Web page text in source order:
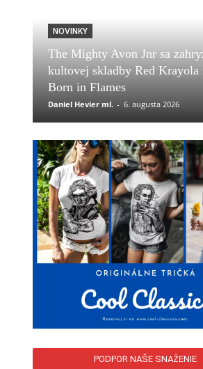
NOVINKY
The Mighty Avon Jnr sa
kultovej skladby Red
Born in Flames
Daniel Hevier ml. - 6. augusta 2026
PODPOR NAŠE SNAŽENIE